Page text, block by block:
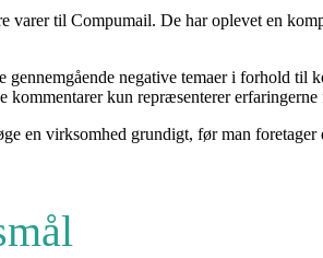
varer til Compumail. De har oplevet en
gennemgående negative temaer i forhold
kommentarer kun repræsenterer
en virksomhed grundigt, før man